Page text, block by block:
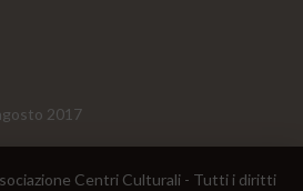
2017
Centri Culturali - Tutti i diritti